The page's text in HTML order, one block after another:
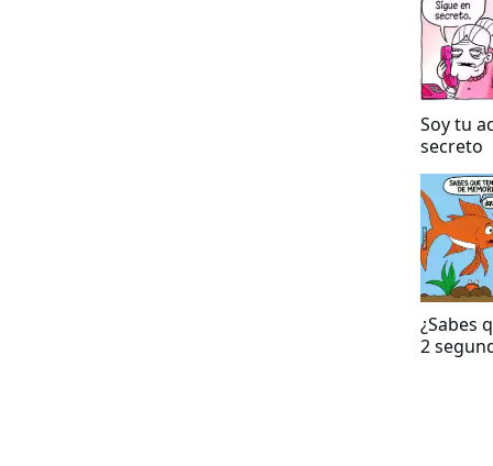
Soy tu
secreto
¿Sabes
2